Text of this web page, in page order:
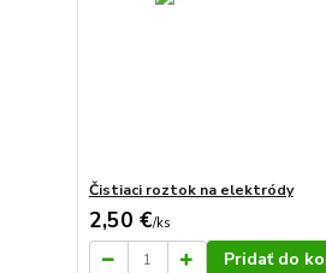
Čistiaci roztok na elektródy
2,50 €/ks
Pridať do